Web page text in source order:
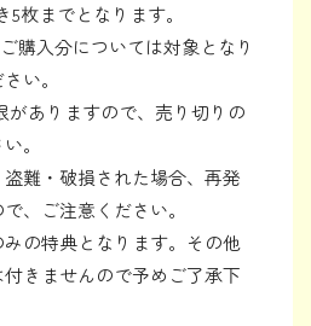
枚までとなります。
購入分については対象となり
い。
ありますので、売り切りの
。
難・破損された場合、再発
、ご注意ください。
の特典となります。その他
きませんので予めご了承下